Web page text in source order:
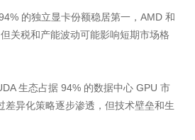
的独立显卡份额稳居第一，AMD 和
关税和产能波动可能影响短期市场格
生态占据 94% 的数据中心 GPU 市
差异化策略逐步渗透，但技术壁垒和生